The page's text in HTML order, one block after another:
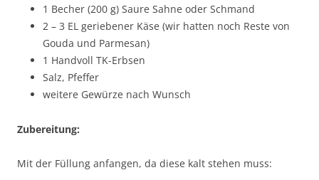
1 Becher (200 g) Saure Sahne oder Schmand
2 – 3 EL geriebener Käse (wir hatten noch Reste von
Gouda und Parmesan)
1 Handvoll TK-Erbsen
Salz, Pfeffer
weitere Gewürze nach Wunsch
Zubereitung:
Mit der Füllung anfangen, da diese kalt stehen muss: